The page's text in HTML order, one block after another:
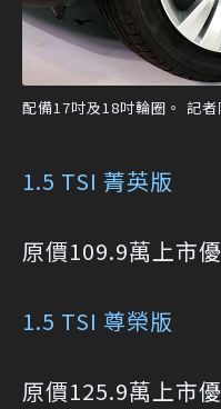
配備17吋及18吋輪圈。 記
1.5 TSI 菁英版
原價109.9萬上市
1.5 TSI 尊榮版
原價125.9萬上市